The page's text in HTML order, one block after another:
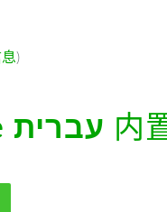
)
עברית 内